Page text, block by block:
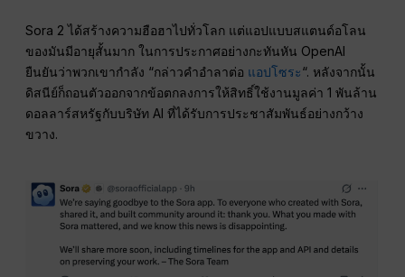
Sora 2 ได้สร้างความฮือฮาไปทั่วโลก แต่แอปแบบสแตนด์อโลน
ของมันมีอายุสั้นมาก ในการประกาศอย่างกะทันหัน OpenAI
ยืนยันว่าพวกเขากำลัง “กล่าวคำอำลาต่อ แอปโซระ“. หลังจากนั้น
ดิสนีย์ก็ถอนตัวออกจากข้อตกลงการให้สิทธิ์ใช้งานมูลค่า 1 พันล้าน
ดอลลาร์สหรัฐกับบริษัท AI ที่ได้รับการประชาสัมพันธ์อย่างกว้าง
ขวาง.